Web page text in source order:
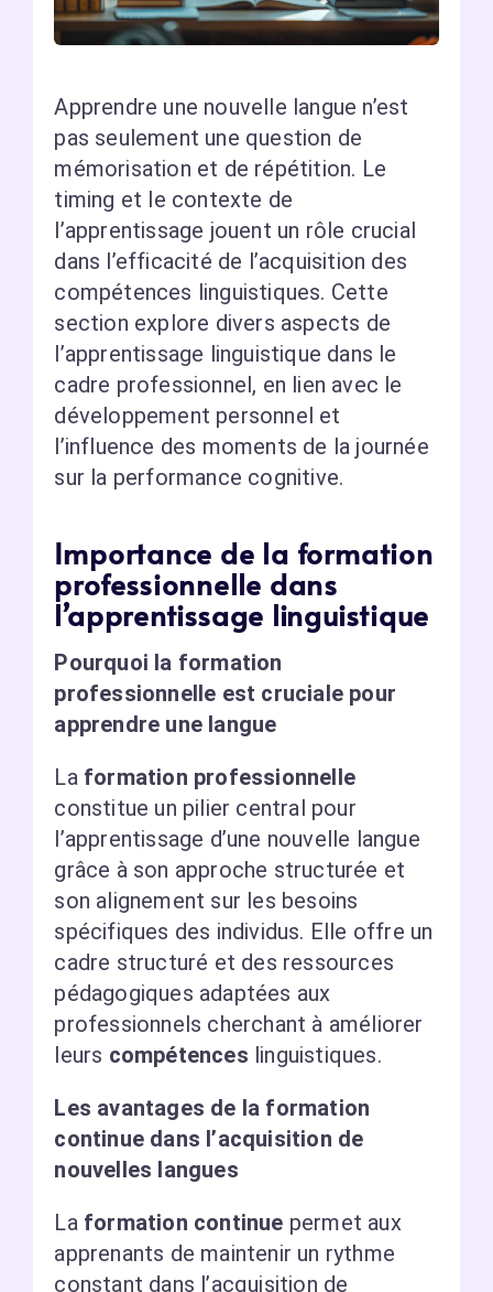
Apprendre une nouvelle langue n’est
pas seulement une question de
mémorisation et de répétition. Le
timing et le contexte de
l’apprentissage jouent un rôle crucial
dans l’efficacité de l’acquisition des
compétences linguistiques. Cette
section explore divers aspects de
l’apprentissage linguistique dans le
cadre professionnel, en lien avec le
développement personnel et
l’influence des moments de la journée
sur la performance cognitive.
Importance de la formation
professionnelle dans
l’apprentissage linguistique
Pourquoi la formation
professionnelle est cruciale pour
apprendre une langue
La formation professionnelle
constitue un pilier central pour
l’apprentissage d’une nouvelle langue
grâce à son approche structurée et
son alignement sur les besoins
spécifiques des individus. Elle offre un
cadre structuré et des ressources
pédagogiques adaptées aux
professionnels cherchant à améliorer
leurs compétences linguistiques.
Les avantages de la formation
continue dans l’acquisition de
nouvelles langues
La formation continue permet aux
apprenants de maintenir un rythme
constant dans l’acquisition de